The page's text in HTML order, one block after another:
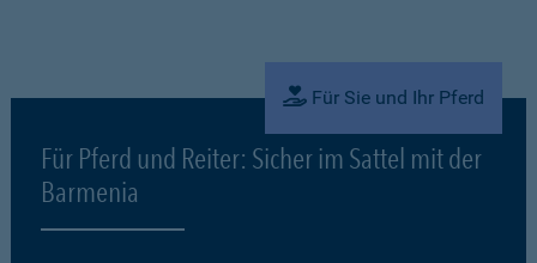
Für Sie und Ihr Pferd
Für Pferd und Reiter: Sicher im Sattel mit der
Barmenia